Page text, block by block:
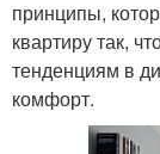
принципы,
квартиру так,
тенденциям в
комфорт.